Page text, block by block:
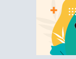
Kultura